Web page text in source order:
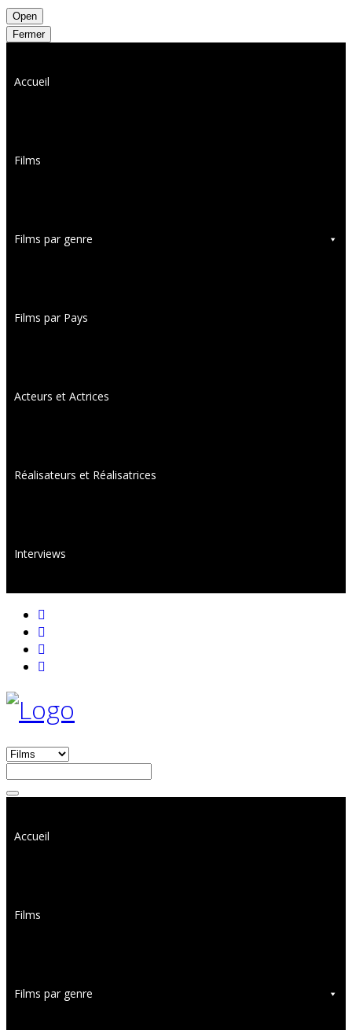
Open
Fermer
Accueil
Films
Films par genre
Films par Pays
Acteurs et Actrices
Réalisateurs et Réalisatrices
Interviews
Accueil
Films
Films par genre